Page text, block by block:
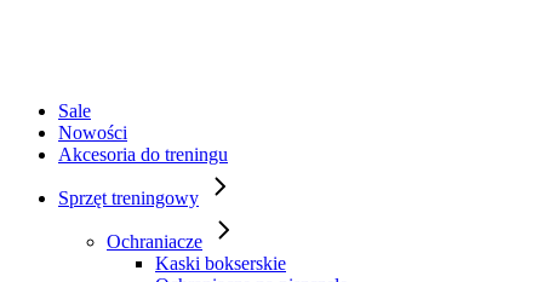
Sale
Nowości
Akcesoria do treningu
Sprzęt treningowy
Ochraniacze
Kaski bokserskie